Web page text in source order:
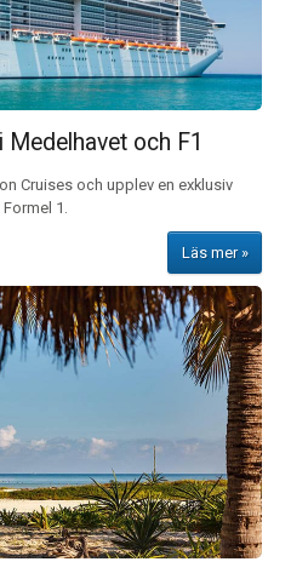
Medelhavet och F1
Cruises och upplev en exklusiv
1.
Läs mer